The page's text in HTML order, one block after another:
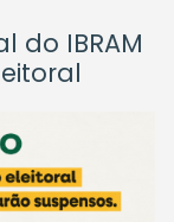
do IBRAM